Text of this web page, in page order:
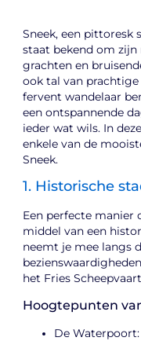
Sneek, een pittoresk
staat bekend om
grachten en
ook tal van
fervent wandelaar
een ontspannende
ieder wat wils. In
enkele van de
Sneek.
1. Historische
Een perfecte manier
middel van een
neemt je mee langs
het Fries
Hoogtepunten
De